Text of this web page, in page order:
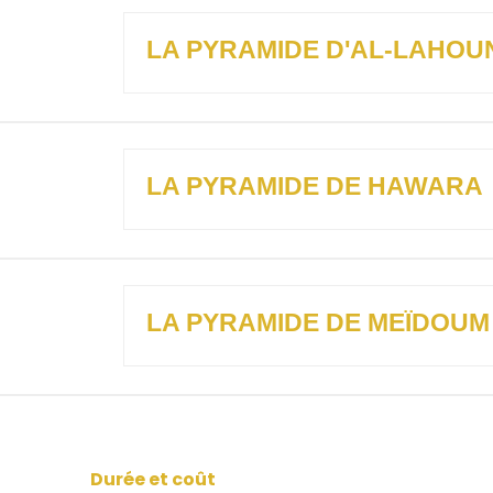
LA PYRAMIDE D'AL-
LA PYRAMIDE DE HAWARA
LA PYRAMIDE DE MEÏDOUM
Durée et coût